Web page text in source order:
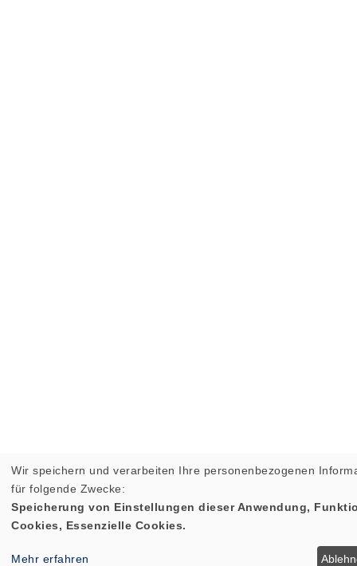
Wir speichern und verarbeiten Ihre personenbezogenen
für folgende Zwecke:
Speicherung von Einstellungen dieser Anwendung,
Cookies, Essenzielle Cookies.
Mehr erfahren